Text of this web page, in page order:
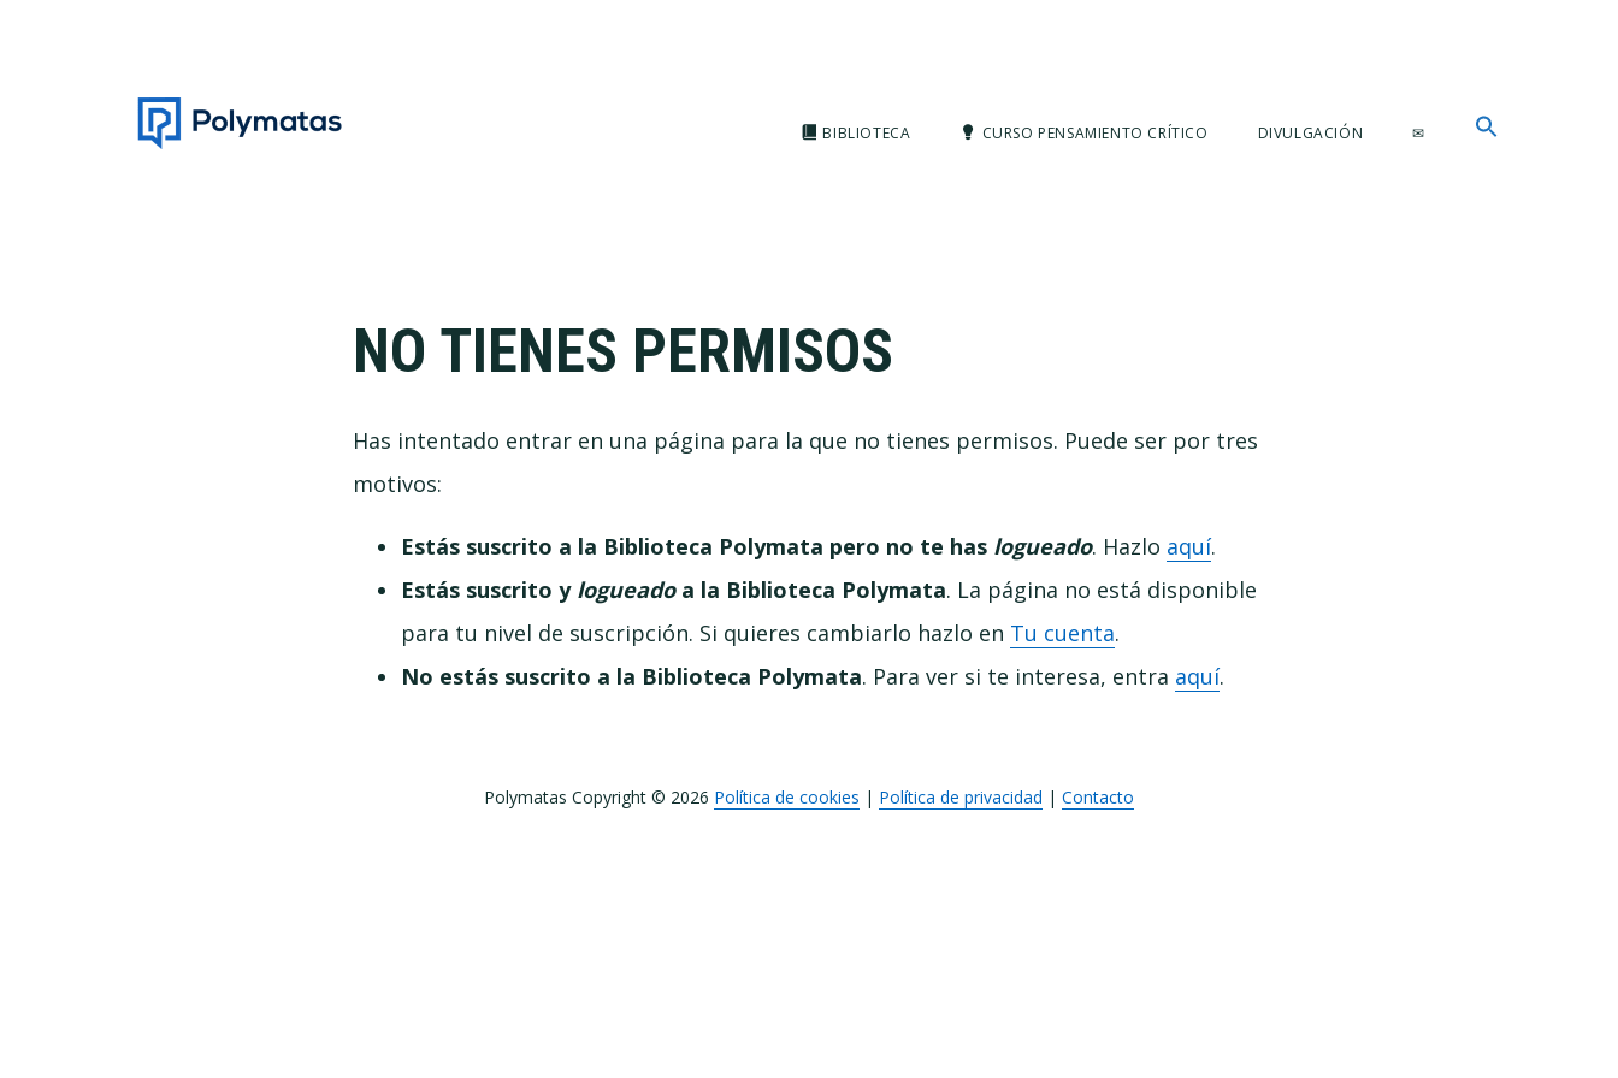
BIBLIOTECA CURSO PENSAMIENTO CRÍTICO DIVULGACIÓN ✉
NO TIENES PERMISOS
Has intentado entrar en una página para la que no tienes permisos. Puede ser por tres
motivos:
Estás suscrito a la Biblioteca Polymata pero no te has logueado. Hazlo aquí.
Estás suscrito y logueado a la Biblioteca Polymata. La página no está disponible
para tu nivel de suscripción. Si quieres cambiarlo hazlo en Tu cuenta.
No estás suscrito a la Biblioteca Polymata. Para ver si te interesa, entra aquí.
Polymatas Copyright © 2026 Política de cookies | Política de privacidad | Contacto